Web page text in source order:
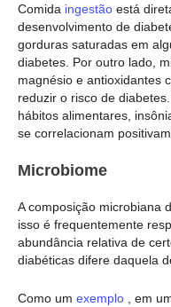
Comida ingestão está
desenvolvimento de
gorduras saturadas em
diabetes. Por outro lado,
magnésio e antioxidantes
reduzir o risco de
hábitos alimentares,
se correlacionam
Microbiome
A composição microbiana
isso é frequentemente
abundância relativa de
diabéticas difere daquela
Como um exemplo , em